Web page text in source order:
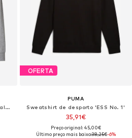
Sweatshirt de desporto 'Essentials No. 1'
OFERTA
PUMA
Sweatshirt de desporto 'ESS No. 1'
35,91€
Preço original: 45,00€
Último preço mais baixo:38,25€-6%